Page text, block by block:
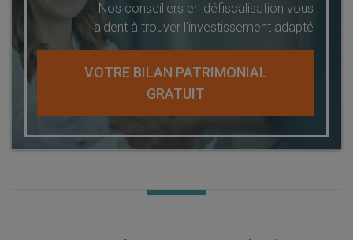
Nos conseillers en défiscalisation vous
aident à trouver l’investissement adapté
VOTRE BILAN PATRIMONIAL
GRATUIT